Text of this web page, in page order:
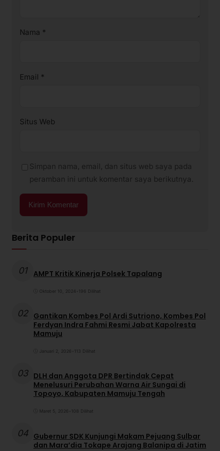
Nama *
Email *
Situs Web
Simpan nama, email, dan situs web saya pada
peramban ini untuk komentar saya berikutnya.
Berita Populer
01 AMPT Kritik Kinerja Polsek Tapalang
Oktober 10, 2024 196 Dilihat
02 Gantikan Kombes Pol Ardi Sutriono, Kombes Pol
Ferdyan Indra Fahmi Resmi Jabat Kapolresta
Mamuju
Januari 2, 2026 113 Dilihat
03 DLH dan Anggota DPR Bertindak Cepat
Menelusuri Perubahan Warna Air Sungai di
Topoyo, Kabupaten Mamuju Tengah
Maret 5, 2026 108 Dilihat
04 Gubernur SDK Kunjungi Makam Pejuang Sulbar
dan Mara’dia Tokape Arajang Balanipa di Jatim